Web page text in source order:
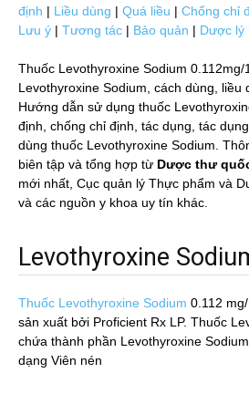
định | Liều dùng | Quá liều | Chống chỉ
Lưu ý | Tương tác | Bảo quản | Dược lý
Thuốc Levothyroxine Sodium
Levothyroxine Sodium, cách dùng, liều
Hướng dẫn sử dụng thuốc
định, chống chỉ định, tác dụng, tác
dùng thuốc Levothyroxine Sodium.
biên tập và tổng hợp từ Dược thư
mới nhất, Cục quản lý Thực phẩm và
và các nguồn y khoa uy tín khác.
Levothyroxine
Thuốc Levothyroxine Sodium 0.112 mg/
sản xuất bởi Proficient Rx LP. Thuốc
chứa thành phần Levothyroxine
dạng Viên nén